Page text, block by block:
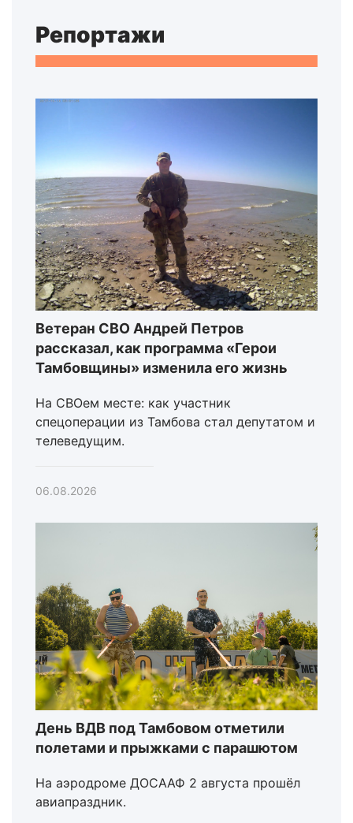
Репортажи
Ветеран СВО Андрей Петров
рассказал, как программа «Герои
Тамбовщины» изменила его жизнь
На СВОем месте: как участник
спецоперации из Тамбова стал депутатом и
телеведущим.
06.08.2026
День ВДВ под Тамбовом отметили
полетами и прыжками с парашютом
На аэродроме ДОСААФ 2 августа прошёл
авиапраздник.